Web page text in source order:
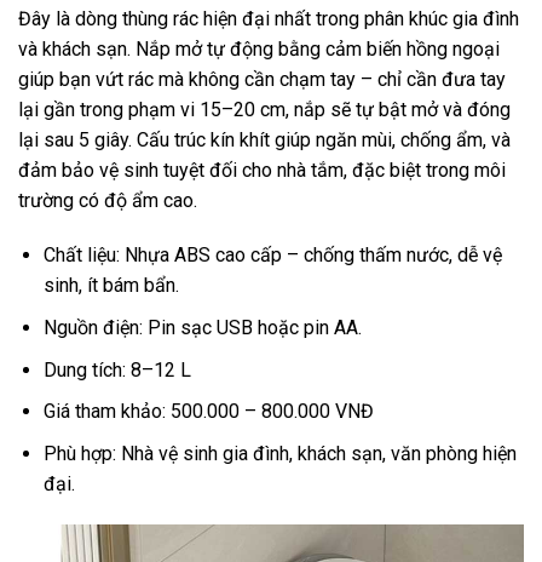
Đây là dòng thùng rác hiện đại nhất trong phân khúc gia đình
và khách sạn. Nắp mở tự động bằng cảm biến hồng ngoại
giúp bạn vứt rác mà không cần chạm tay – chỉ cần đưa tay
lại gần trong phạm vi 15–20 cm, nắp sẽ tự bật mở và đóng
lại sau 5 giây. Cấu trúc kín khít giúp ngăn mùi, chống ẩm, và
đảm bảo vệ sinh tuyệt đối cho nhà tắm, đặc biệt trong môi
trường có độ ẩm cao.
Chất liệu: Nhựa ABS cao cấp – chống thấm nước, dễ vệ
sinh, ít bám bẩn.
Nguồn điện: Pin sạc USB hoặc pin AA.
Dung tích: 8–12 L
Giá tham khảo: 500.000 – 800.000 VNĐ
Phù hợp: Nhà vệ sinh gia đình, khách sạn, văn phòng hiện
đại.